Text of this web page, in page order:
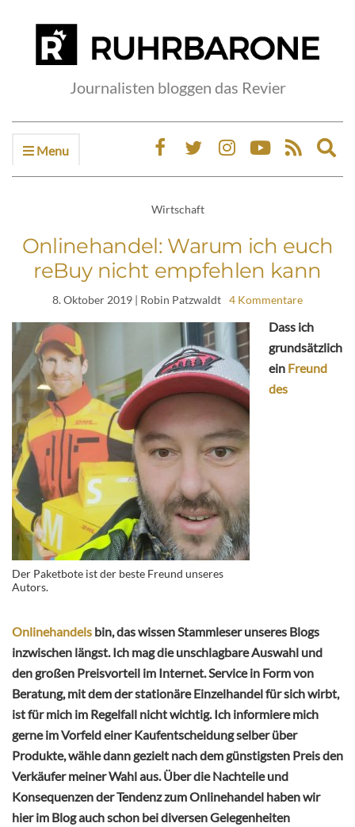
Journalisten bloggen das Revier
Menu
Wirtschaft
Onlinehandel: Warum ich euch
reBuy nicht empfehlen kann
8. Oktober 2019 | Robin Patzwaldt 4 Kommentare
Der Paketbote ist der beste Freund unseres
Autors.
Dass ich
grundsätzlich
ein Freund
des
Onlinehandels bin, das wissen Stammleser unseres Blogs
inzwischen längst. Ich mag die unschlagbare Auswahl und
den großen Preisvorteil im Internet. Service in Form von
Beratung, mit dem der stationäre Einzelhandel für sich wirbt,
ist für mich im Regelfall nicht wichtig. Ich informiere mich
gerne im Vorfeld einer Kaufentscheidung selber über
Produkte, wähle dann gezielt nach dem günstigsten Preis den
Verkäufer meiner Wahl aus. Über die Nachteile und
Konsequenzen der Tendenz zum Onlinehandel haben wir
hier im Blog auch schon bei diversen Gelegenheiten